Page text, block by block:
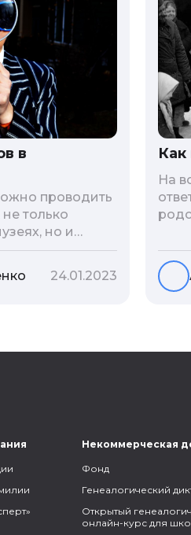
в
проводить
только
но и
Сегодня
каких
провести
с ними
24.01.2023
Как
На
вас
Некоммерческая
Фонд
Генеалогический
Открытый
онлайн-курс для